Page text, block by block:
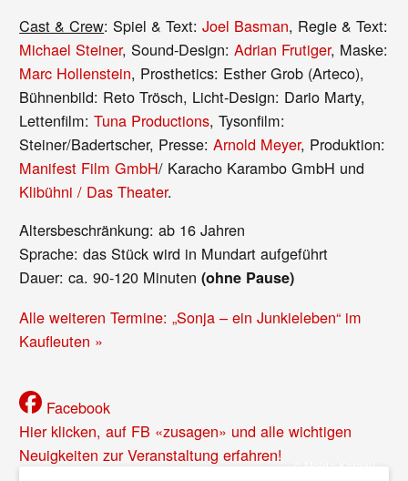
Cast & Crew: Spiel & Text:Joel Basman, Regie & Text:
Michael Steiner, Sound-Design:Adrian Frutiger, Maske:
Marc Hollenstein, Prosthetics: Esther Grob (Arteco),
Bühnenbild: Reto Trösch, Licht-Design: Dario Marty,
Lettenfilm:Tuna Productions, Tysonfilm:
Steiner/Badertscher, Presse:Arnold Meyer, Produktion:
Manifest Film GmbH/ Karacho Karambo GmbH und
Klibühni / Das Theater.
Altersbeschränkung: ab 16 Jahren
Sprache: das Stück wird in Mundart aufgeführt
Dauer: ca. 90-120 Minuten(ohne Pause)
Alle weiteren Termine: „Sonja – ein Junkieleben“ im
Kaufleuten »
Facebook
Hier klicken, auf FB «zusagen» und alle wichtigen
Neuigkeiten zur Veranstaltung erfahren!